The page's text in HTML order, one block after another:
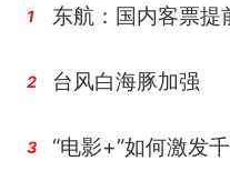
1
2 台风白海豚加强
3